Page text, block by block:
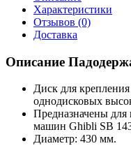
Характеристики
Отзывов (0)
Доставка
Описание
Диск для
однодисковых
Предназначены для
машин Ghibli SB
Диаметр: 430 мм.